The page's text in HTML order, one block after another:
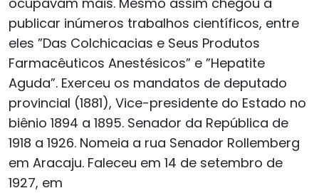
publicar inúmeros trabalhos científicos, entre
eles ”Das Colchicacias e Seus Produtos
Farmacêuticos Anestésicos” e ”Hepatite
Aguda”. Exerceu os mandatos de deputado
provincial (1881), Vice-presidente do Estado no
biênio 1894 a 1895. Senador da República de
1918 a 1926. Nomeia a rua Senador Rollemberg
em Aracaju. Faleceu em 14 de setembro de
1927, em